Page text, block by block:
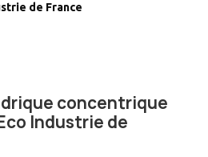
de France
concentrique
Industrie de